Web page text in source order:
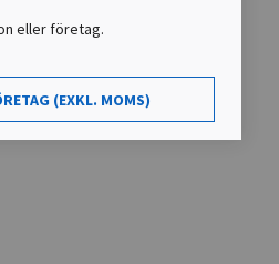
eller företag.
(EXKL. MOMS)